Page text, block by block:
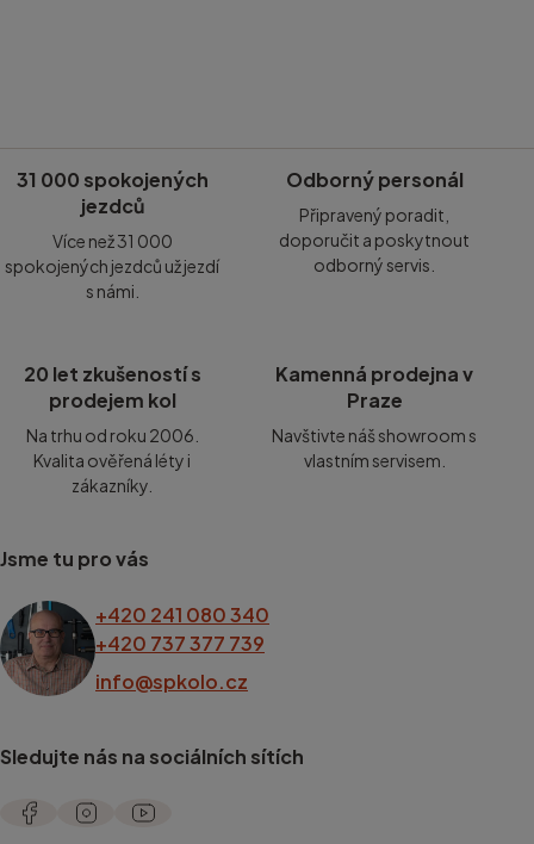
31 000 spokojených
jezdců
Více než 31 000
spokojených jezdců už jezdí
s námi.
Odborný personál
Připravený poradit,
doporučit a poskytnout
odborný servis.
20 let zkušeností s
prodejem kol
Na trhu od roku 2006.
Kvalita ověřená léty i
zákazníky.
Kamenná prodejna v
Praze
Navštivte náš showroom s
vlastním servisem.
Jsme tu pro vás
+420 241 080 340
+420 737 377 739
info@spkolo.cz
Sledujte nás na sociálních sítích